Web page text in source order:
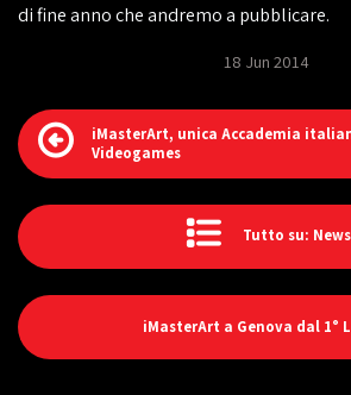
di fine anno che andremo a pubblicare.
18 Jun 2014
iMasterArt, unica Accademia
Videogames
Tutto su: News
iMasterArt a Genova dal 1°